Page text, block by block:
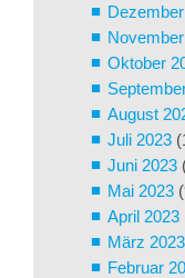
Oktober
August
Juli 2023
Juni 2023
Mai 2023
April 2023
März 2023
Februar